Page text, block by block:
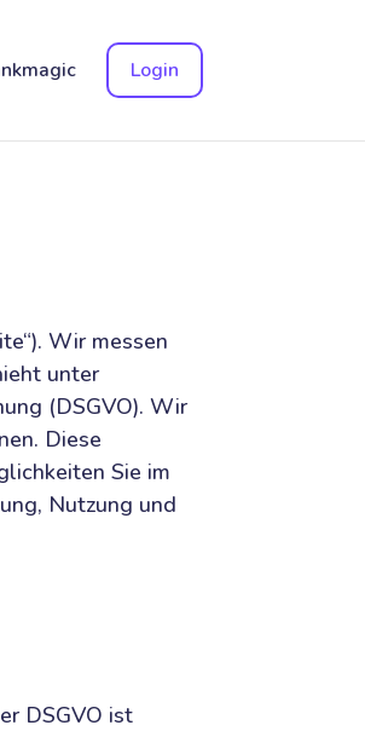
Login
Wir messen
unter
(DSGVO). Wir
Diese
Sie im
Nutzung und
DSGVO ist